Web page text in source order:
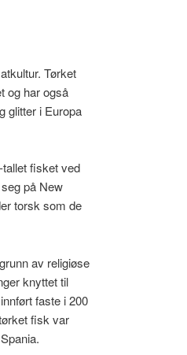
Tørket
og har også
glitter i Europa
fisket ved
på New
torsk som de
av religiøse
knyttet til
faste i 200
fisk var